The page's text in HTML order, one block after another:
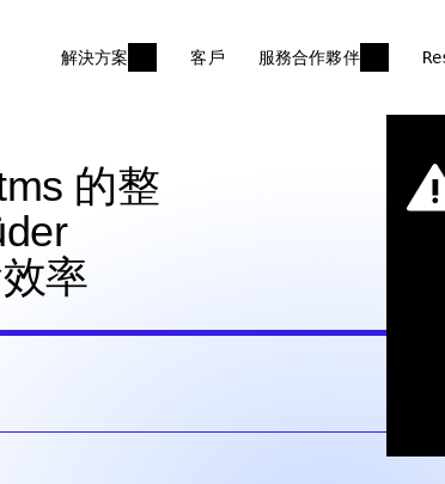
解決方案 客戶 服務合作夥伴
的整
率